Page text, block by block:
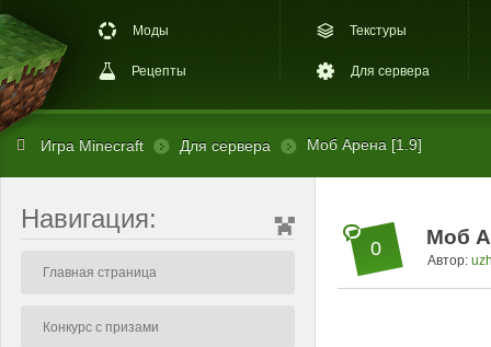
Моды
Рецепты
Текстуры
Для сервера
Игра Minecraft Для сервера Моб Арена [1.9]
Навигация:
Главная страница
Конкурс с призами
0 Моб
Автор: